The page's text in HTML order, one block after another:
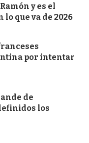
y es el
que va de 2026
por intentar
de
los